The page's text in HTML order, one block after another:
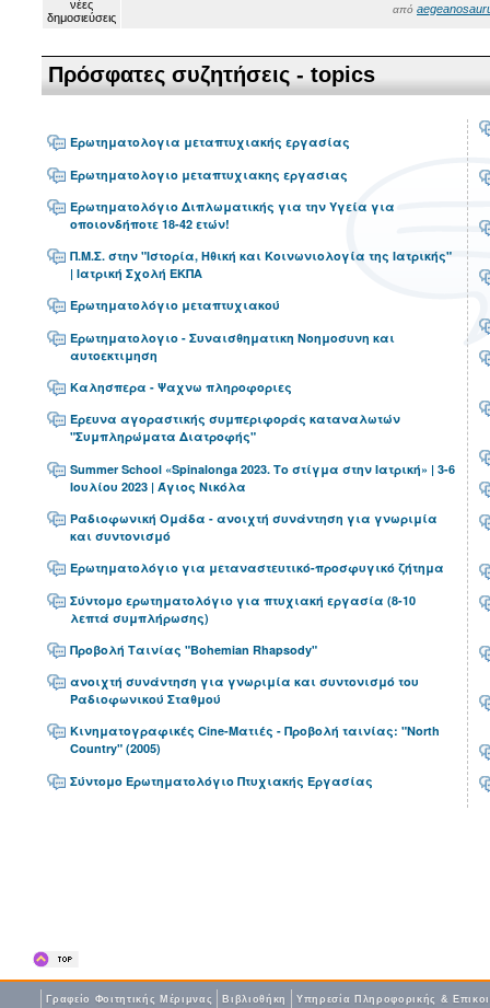
από
Πρόσφατες συζητήσεις - topics
Ερωτηματολογια μεταπτυχιακής εργασίας
Ερωτηματολογιο μεταπτυχιακης εργασιας
Ερωτηματολόγιο Διπλωματικής για την Υγεία για
οποιονδήποτε 18-42 ετών!
Π.Μ.Σ. στην "Ιστορία, Ηθική και Κοινωνιολογία της Ιατρικής"
| Ιατρική Σχολή ΕΚΠΑ
Ερωτηματολόγιο μεταπτυχιακού
Ερωτηματολογιο - Συναισθηματικη Νοημοσυνη και
αυτοεκτιμηση
Καλησπερα - Ψαχνω πληροφοριες
Έρευνα αγοραστικής συμπεριφοράς καταναλωτών
"Συμπληρώματα Διατροφής"
Summer School «Spinalonga 2023. Το στίγμα στην Ιατρική» | 3-6
Ιουλίου 2023 | Άγιος Νικόλα
Ραδιοφωνική Ομάδα - ανοιχτή συνάντηση για γνωριμία
και συντονισμό
Ερωτηματολόγιο για μεταναστευτικό-προσφυγικό ζήτημα
Σύντομο ερωτηματολόγιο για πτυχιακή εργασία (8-10
λεπτά συμπλήρωσης)
Προβολή Ταινίας "Bohemian Rhapsody"
ανοιχτή συνάντηση για γνωριμία και συντονισμό του
Ραδιοφωνικού Σταθμού
Κινηματογραφικές Cine-Ματιές - Προβολή ταινίας: "North
Country" (2005)
Σύντομο Ερωτηματολόγιο Πτυχιακής Εργασίας
Γραφείο Φοιτητικής Μέριμνας Βιβλιοθήκη Yπηρεσία Πληροφορικής &